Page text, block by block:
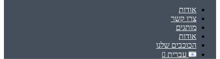
אודות
צרו קשר
מותגים
אודות
הכוכבים שלנו
עברית